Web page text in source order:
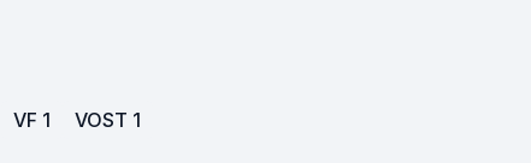
VF 1 VOST 1